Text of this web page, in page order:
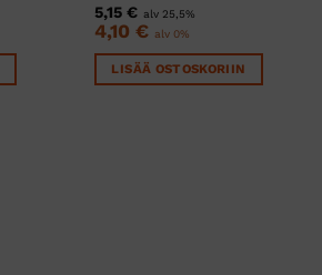
5,15 € alv 25,5%
4,10 € alv 0%
LISÄÄ OSTOSKORIIN